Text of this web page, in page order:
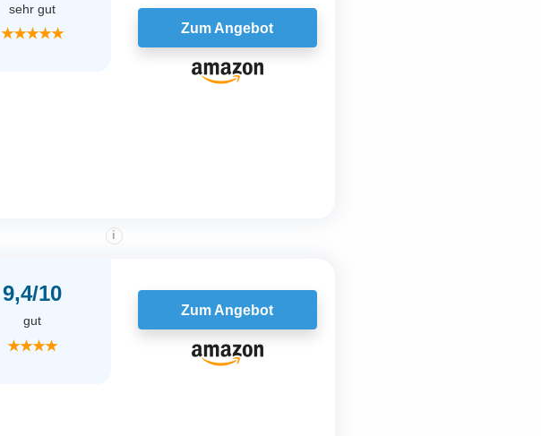
sehr gut
★★★★★ Zum Angebot
9,4/10
i
gut
★★★★
Zum Angebot